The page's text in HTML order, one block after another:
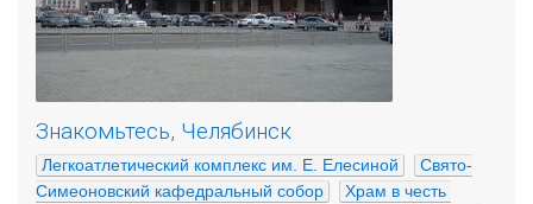
Знакомьтесь, Челябинск
Легкоатлетический комплекс им. Е. Елесиной
Свято-
Симеоновский кафедральный собор
Храм в честь